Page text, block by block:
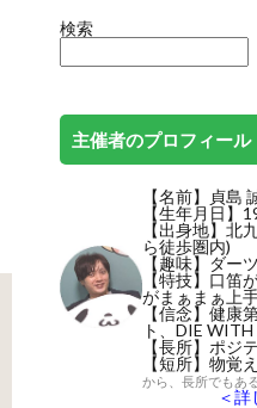
検索
主催者のプロフィール
【名前】貞島
【生年月日】
【出身地】北
ら徒歩圏内)
【趣味】ダー
【特技】 口笛
がまぁまぁ上
【信念】健康
ト、DIE WITH
【長所】ポジ
【短所】物覚
から、長所でもあ
＜